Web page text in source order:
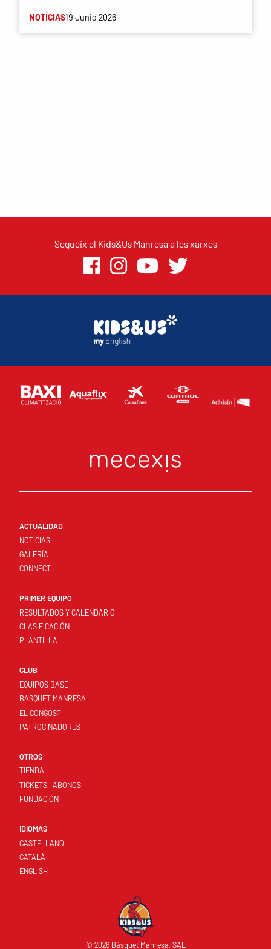
NOTÍCIAS19 Junio 2026
Segueix el Kids&Us Manresa a les xarxes
ACTUALIDAD
NOTICIAS
GALERÍA
CONNECT
PRIMER EQUIPO
RESULTADOS Y CALENDARIO
CLASIFICACIÓN
PLANTILLA
CLUB
EQUIPOS BASE
BASQUET MANRESA
EL CONGOST
PATROCINADORES
OTROS
TIENDA
TICKETS I ABONOS
FUNDACIÓN
IDIOMAS
CASTELLANO
CATALÀ
ENGLISH
© 2026 Bàsquet Manresa, SAE